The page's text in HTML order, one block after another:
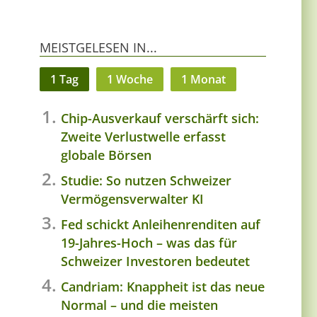
MEISTGELESEN IN...
1 Tag 1 Woche 1 Monat
Chip-Ausverkauf verschärft sich:
Zweite Verlustwelle erfasst
globale Börsen
Studie: So nutzen Schweizer
Vermögensverwalter KI
Fed schickt Anleihenrenditen auf
19-Jahres-Hoch – was das für
Schweizer Investoren bedeutet
Candriam: Knappheit ist das neue
Normal – und die meisten